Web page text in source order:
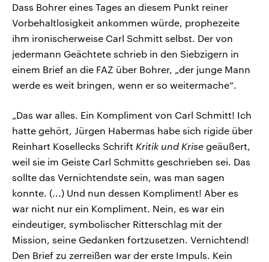
Dass Bohrer eines Tages an diesem Punkt reiner
Vorbehaltlosigkeit ankommen würde, prophezeite
ihm ironischerweise Carl Schmitt selbst. Der von
jedermann Geächtete schrieb in den Siebzigern in
einem Brief an die FAZ über Bohrer, „der junge Mann
werde es weit bringen, wenn er so weitermache“.
„Das war alles. Ein Kompliment von Carl Schmitt! Ich
hatte gehört, Jürgen Habermas habe sich rigide über
Reinhart Kosellecks Schrift Kritik und Krise geäußert,
weil sie im Geiste Carl Schmitts geschrieben sei. Das
sollte das Vernichtendste sein, was man sagen
konnte. (...) Und nun dessen Kompliment! Aber es
war nicht nur ein Kompliment. Nein, es war ein
eindeutiger, symbolischer Ritterschlag mit der
Mission, seine Gedanken fortzusetzen. Vernichtend!
Den Brief zu zerreißen war der erste Impuls. Kein